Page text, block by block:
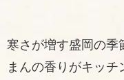
寒さが増す盛岡の季
まんの香りがキッ